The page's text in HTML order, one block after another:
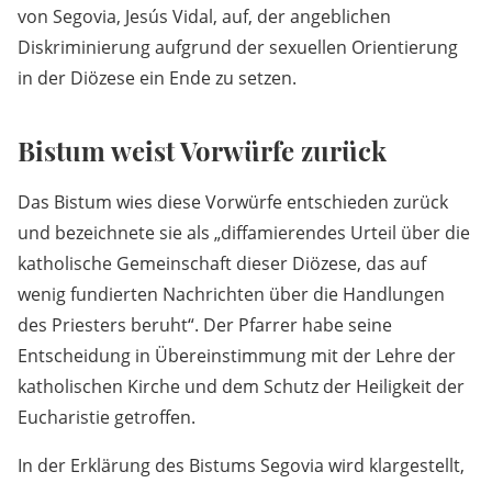
von Segovia, Jesús Vidal, auf, der angeblichen
Diskriminierung aufgrund der sexuellen Orientierung
in der Diözese ein Ende zu setzen.
Bistum weist Vorwürfe zurück
Das Bistum wies diese Vorwürfe entschieden zurück
und bezeichnete sie als „diffamierendes Urteil über die
katholische Gemeinschaft dieser Diözese, das auf
wenig fundierten Nachrichten über die Handlungen
des Priesters beruht“. Der Pfarrer habe seine
Entscheidung in Übereinstimmung mit der Lehre der
katholischen Kirche und dem Schutz der Heiligkeit der
Eucharistie getroffen.
In der Erklärung des Bistums Segovia wird klargestellt,